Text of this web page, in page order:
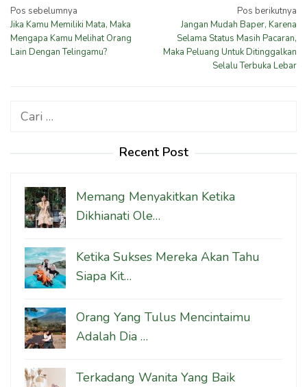
Navigasi
pos
Pos sebelumnya
Jika Kamu Memiliki Mata, Maka
Mengapa Kamu Melihat Orang
Lain Dengan Telingamu?
Pos berikutnya
Jangan Mudah Baper, Karena
Selama Status Masih Pacaran,
Maka Peluang Untuk Ditinggalkan
Selalu Terbuka Lebar
Cari
Recent Post
Memang Menyakitkan Ketika
Dikhianati Ole…
Ketika Sukses Mereka Akan Tahu
Siapa Kit…
Orang Yang Tulus Mencintaimu
Adalah Dia …
Terkadang Wanita Yang Baik